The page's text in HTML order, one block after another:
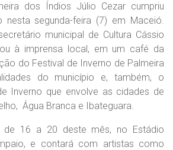
dos Índios Júlio Cezar cumpriu
nesta segunda-feira (7) em Maceió.
municipal de Cultura Cássio
à imprensa local, em um café da
do Festival de Inverno de Palmeira
do município e, também, o
Inverno que envolve as cidades de
Água Branca e Ibateguara.
de 16 a 20 deste mês, no Estádio
e contará com artistas como